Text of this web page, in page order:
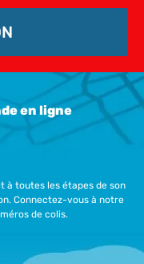
en ligne
à toutes les étapes de son
Connectez-vous à notre
de colis.